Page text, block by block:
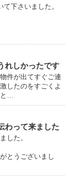
下さいました。
れしかったです
件が出てすぐご連
したのをすごくよ
…
わって来ました
した。
とうございまし